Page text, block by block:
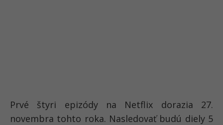
Prvé štyri epizódy na Netflix dorazia 27.
novembra tohto roka. Nasledovať budú diely 5